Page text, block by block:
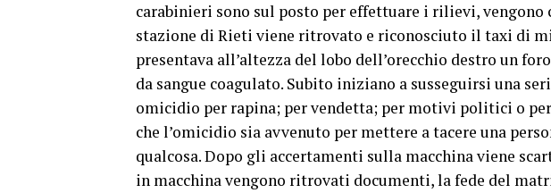
carabinieri sono sul posto per effettuare i rilievi,
stazione di Rieti viene ritrovato e riconosciuto il taxi di
presentava all’altezza del lobo dell’orecchio destro un
da sangue coagulato. Subito iniziano a susseguirsi una
omicidio per rapina; per vendetta; per motivi politici o
che l’omicidio sia avvenuto per mettere a tacere una
qualcosa. Dopo gli accertamenti sulla macchina viene
in macchina vengono ritrovati documenti, la fede del